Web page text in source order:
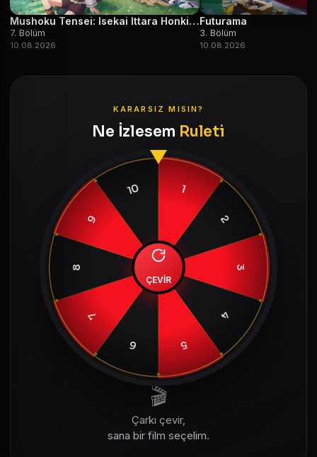
Mushoku Tensei: Isekai Ittara Honki Dasu
7. Bölüm
10.08.2026
Futurama
3. Bölüm
10.08.2026
KARARSIZ MISIN?
Ne İzlesem Ruleti
1
2
3
4
5
6
7
8
9
10
ÇEVİR
🎬
Çarkı çevir,
sana bir film seçelim.